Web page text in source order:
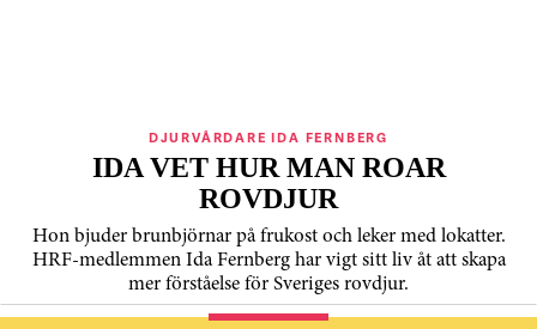
DJURVÅRDARE IDA FERNBERG
IDA VET HUR MAN ROAR
ROVDJUR
Hon bjuder brunbjörnar på frukost och leker med lokatter.
HRF-medlemmen Ida Fernberg har vigt sitt liv åt att skapa
mer förståelse för Sveriges rovdjur.